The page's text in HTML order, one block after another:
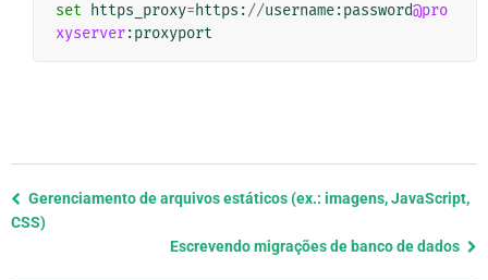
set https_proxy=https ://username:password@pro
xyserver:proxyport
Previous
page
Gerenciamento de arquivos estáticos (ex.: imagens, JavaScript,
CSS)
Escrevendo migrações de banco de dados